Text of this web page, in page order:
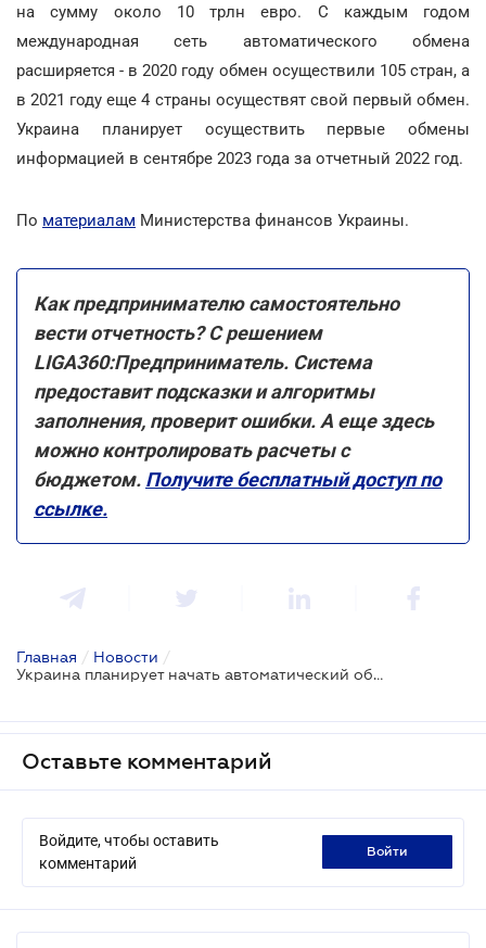
на сумму около 10 трлн евро. С каждым годом
международная сеть автоматического обмена
расширяется - в 2020 году обмен осуществили 105 стран, а
в 2021 году еще 4 страны осуществят свой первый обмен.
Украина планирует осуществить первые обмены
информацией в сентябре 2023 года за отчетный 2022 год.
По материалам Министерства финансов Украины.
Как предпринимателю самостоятельно
вести отчетность? С решением
LIGA360:Предприниматель. Система
предоставит подсказки и алгоритмы
заполнения, проверит ошибки. А еще здесь
можно контролировать расчеты с
бюджетом. Получите бесплатный доступ по
ссылке.
Главная / Новости /
Украина планирует начать автоматический обмен информацией о финансовых счетах в 2023 году
Оставьте комментарий
Войдите, чтобы оставить
комментарий
войти